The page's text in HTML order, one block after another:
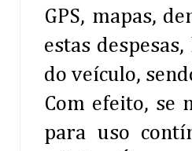
GPS, mapas,
estas
do veículo,
Com efeito, se
para uso